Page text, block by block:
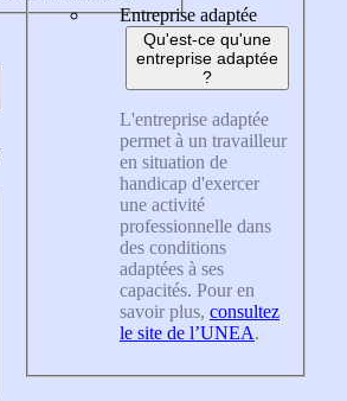
Entreprise adaptée
Qu'est-ce qu'une
entreprise adaptée
?
L'entreprise adaptée
permet à un travailleur
en situation de
handicap d'exercer
une activité
professionnelle dans
des conditions
adaptées à ses
capacités. Pour en
savoir plus, consultez
le site de l’UNEA.